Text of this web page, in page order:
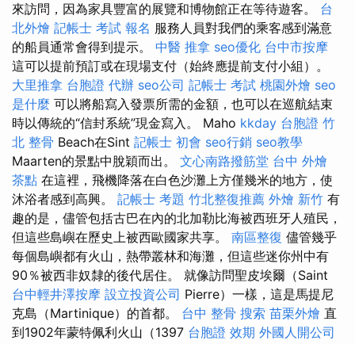
來訪問，因為家具豐富的展覽和博物館正在等待遊客。 台
北外燴 記帳士 考試 報名 服務人員對我們的乘客感到滿意
的船員通常會得到提示。 中醫 推拿 seo優化 台中市按摩
這可以提前預訂或在現場支付（始終應提前支付小組）。
大里推拿 台胞證 代辦 seo公司 記帳士 考試 桃園外燴 seo
是什麼 可以將船寫入發票所需的金額，也可以在巡航結束
時以傳統的“信封系統”現金寫入。 Maho kkday 台胞證 竹
北 整骨 Beach在Sint 記帳士 初會 seo行銷 seo教學
Maarten的景點中脫穎而出。 文心南路撥筋堂 台中 外燴
茶點 在這裡，飛機降落在白色沙灘上方僅幾米的地方，使
沐浴者感到高興。 記帳士 考題 竹北整復推薦 外燴 新竹 有
趣的是，儘管包括古巴在內的北加勒比海被西班牙人殖民，
但這些島嶼在歷史上被西歐國家共享。 南區整復 儘管幾乎
每個島嶼都有火山，熱帶叢林和海灘，但這些迷你州中有
90％被西非奴隸的後代居住。 就像訪問聖皮埃爾（Saint
台中輕井澤按摩 設立投資公司 Pierre）一樣，這是馬提尼
克島（Martinique）的首都。 台中 整骨 搜索 苗栗外燴 直
到1902年蒙特佩利火山（1397 台胞證 效期 外國人開公司